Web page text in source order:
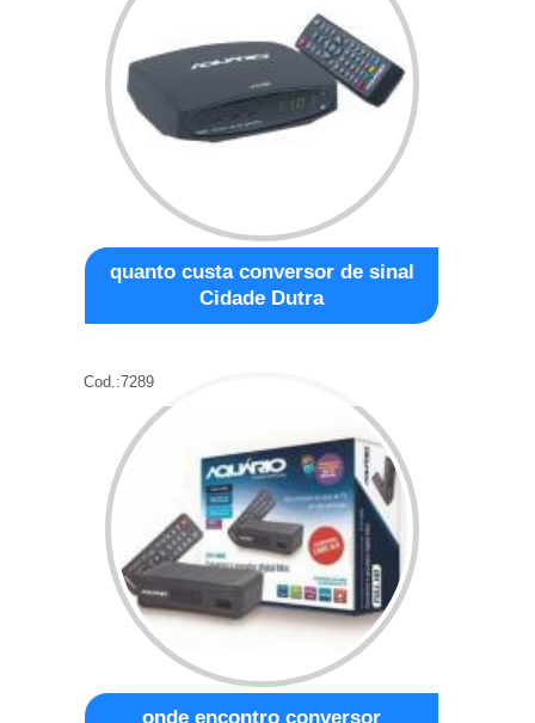
quanto custa conversor de sinal
Cidade Dutra
Cod.:7289
onde encontro conversor